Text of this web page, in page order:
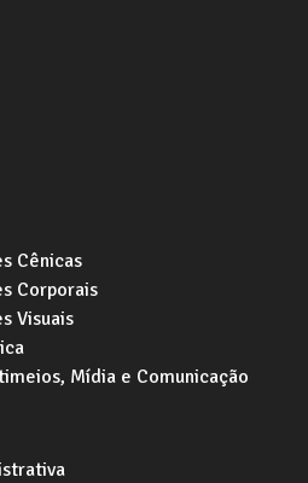
Cênicas
Corporais
Visuais
Mídia e Comunicação